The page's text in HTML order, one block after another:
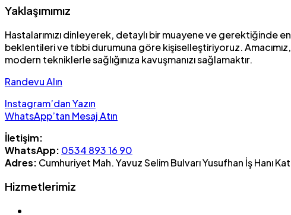
Yaklaşımımız
Hastalarımızı dinleyerek, detaylı bir muayene ve gerektiğinde
beklentileri ve tıbbi durumuna göre kişiselleştiriyoruz.
modern tekniklerle sağlığınıza kavuşmanızı sağlamaktır.
Randevu Alın
Instagram’dan Yazın
WhatsApp’tan Mesaj Atın
İletişim:
WhatsApp: 0534 893 16 90
Adres: Cumhuriyet Mah. Yavuz Selim Bulvarı Yusufhan İş Hanı
Hizmetlerimiz